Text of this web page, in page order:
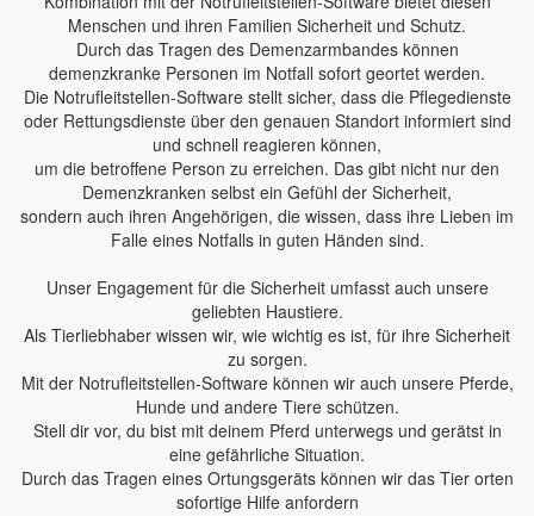
Menschen und ihren Familien Sicherheit und Schutz.
Durch das Tragen des Demenzarmbandes können
demenzkranke Personen im Notfall sofort geortet werden.
Die Notrufleitstellen-Software stellt sicher, dass die Pflegedienste
oder Rettungsdienste über den genauen Standort informiert sind
und schnell reagieren können,
um die betroffene Person zu erreichen. Das gibt nicht nur den
Demenzkranken selbst ein Gefühl der Sicherheit,
sondern auch ihren Angehörigen, die wissen, dass ihre Lieben im
Falle eines Notfalls in guten Händen sind.
Unser Engagement für die Sicherheit umfasst auch unsere
geliebten Haustiere.
Als Tierliebhaber wissen wir, wie wichtig es ist, für ihre Sicherheit
zu sorgen.
Mit der Notrufleitstellen-Software können wir auch unsere Pferde,
Hunde und andere Tiere schützen.
Stell dir vor, du bist mit deinem Pferd unterwegs und gerätst in
eine gefährliche Situation.
Durch das Tragen eines Ortungsgeräts können wir das Tier orten
sofortige Hilfe anfordern